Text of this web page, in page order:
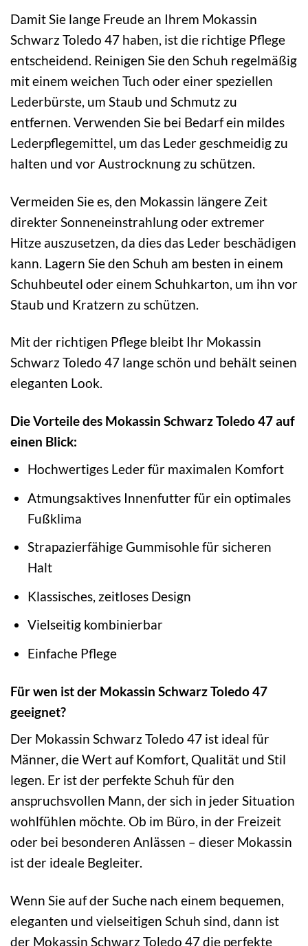
Damit Sie lange Freude an Ihrem Mokassin
Schwarz Toledo 47 haben, ist die richtige Pflege
entscheidend. Reinigen Sie den Schuh regelmäßig
mit einem weichen Tuch oder einer speziellen
Lederbürste, um Staub und Schmutz zu
entfernen. Verwenden Sie bei Bedarf ein mildes
Lederpflegemittel, um das Leder geschmeidig zu
halten und vor Austrocknung zu schützen.
Vermeiden Sie es, den Mokassin längere Zeit
direkter Sonneneinstrahlung oder extremer
Hitze auszusetzen, da dies das Leder beschädigen
kann. Lagern Sie den Schuh am besten in einem
Schuhbeutel oder einem Schuhkarton, um ihn vor
Staub und Kratzern zu schützen.
Mit der richtigen Pflege bleibt Ihr Mokassin
Schwarz Toledo 47 lange schön und behält seinen
eleganten Look.
Die Vorteile des Mokassin Schwarz Toledo 47 auf
einen Blick:
Hochwertiges Leder für maximalen Komfort
Atmungsaktives Innenfutter für ein optimales
Fußklima
Strapazierfähige Gummisohle für sicheren
Halt
Klassisches, zeitloses Design
Vielseitig kombinierbar
Einfache Pflege
Für wen ist der Mokassin Schwarz Toledo 47
geeignet?
Der Mokassin Schwarz Toledo 47 ist ideal für
Männer, die Wert auf Komfort, Qualität und Stil
legen. Er ist der perfekte Schuh für den
anspruchsvollen Mann, der sich in jeder Situation
wohlfühlen möchte. Ob im Büro, in der Freizeit
oder bei besonderen Anlässen – dieser Mokassin
ist der ideale Begleiter.
Wenn Sie auf der Suche nach einem bequemen,
eleganten und vielseitigen Schuh sind, dann ist
der Mokassin Schwarz Toledo 47 die perfekte